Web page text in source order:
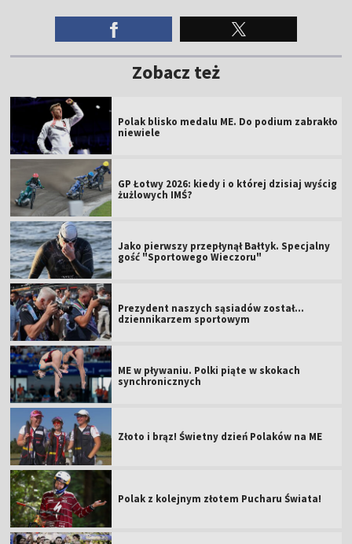
Zobacz też
Polak blisko medalu ME. Do podium zabrakło
niewiele
GP Łotwy 2026: kiedy i o której dzisiaj wyścig
żużlowych IMŚ?
Jako pierwszy przepłynął Bałtyk. Specjalny
gość "Sportowego Wieczoru"
Prezydent naszych sąsiadów został...
dziennikarzem sportowym
ME w pływaniu. Polki piąte w skokach
synchronicznych
Złoto i brąz! Świetny dzień Polaków na ME
Polak z kolejnym złotem Pucharu Świata!